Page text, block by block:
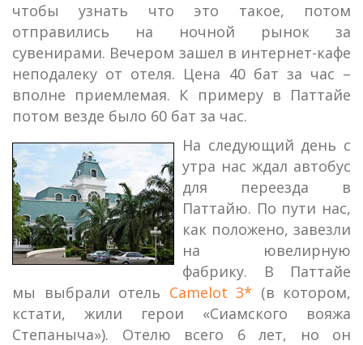
чтобы узнать что это такое, потом
отправились на ночной рынок за
сувенирами. Вечером зашел в интернет-кафе
неподалеку от отеля. Цена 40 бат за час –
вполне приемлемая. К примеру в Паттайе
потом везде было 60 бат за час.
На следующий день с
утра нас ждал автобус
для переезда в
Паттайю. По пути нас,
как положено, завезли
на ювелирную
фабрику. В Паттайе
мы выбрали отель Camelot 3* (в котором,
кстати, жили герои «Сиамского вояжа
Степаныча»). Отелю всего 6 лет, но он